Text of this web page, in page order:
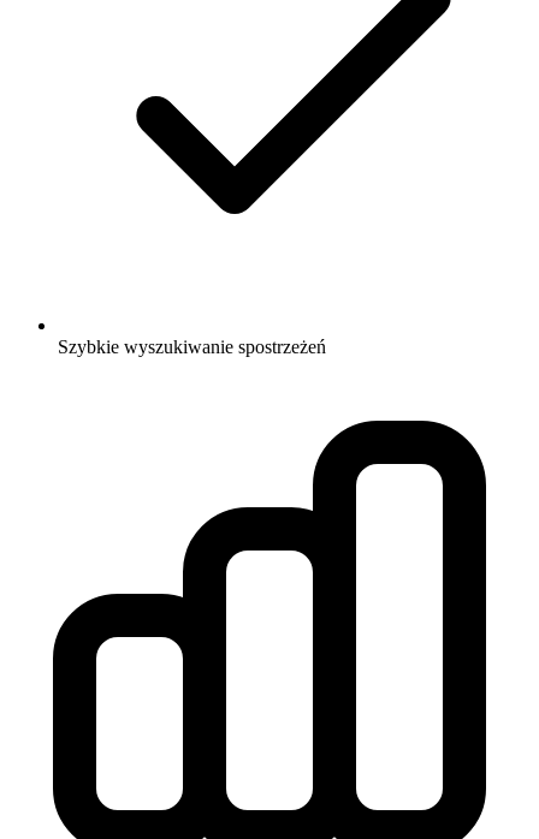
Szybkie wyszukiwanie spostrzeżeń